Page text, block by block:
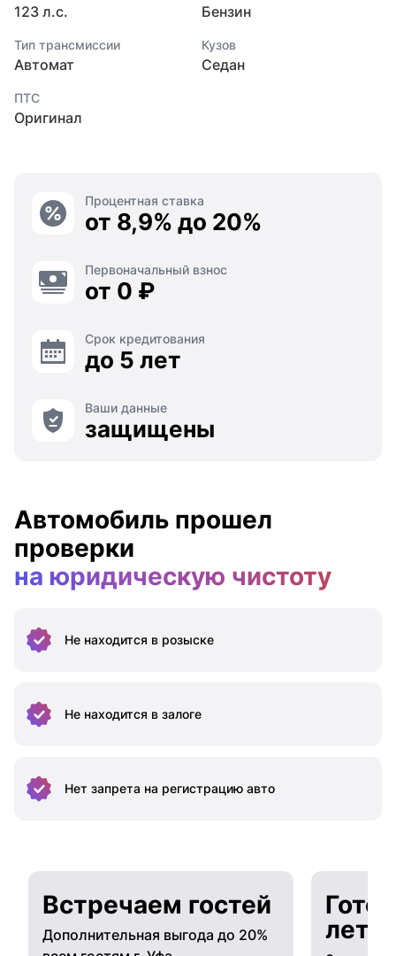
123 л.с. Бензин
Тип трансмиссии
Автомат
Кузов
Седан
ПТС
Оригинал
Процентная ставка
от 8,9% до 20%
Первоначальный взнос
от 0 ₽
Срок кредитования
до 5 лет
Ваши данные
защищены
Автомобиль прошел
проверки
на юридическую чистоту
Не находится в розыске
Не находится в залоге
Нет запрета на регистрацию авто
Встречаем гостей
Дополнительная выгода до 20%